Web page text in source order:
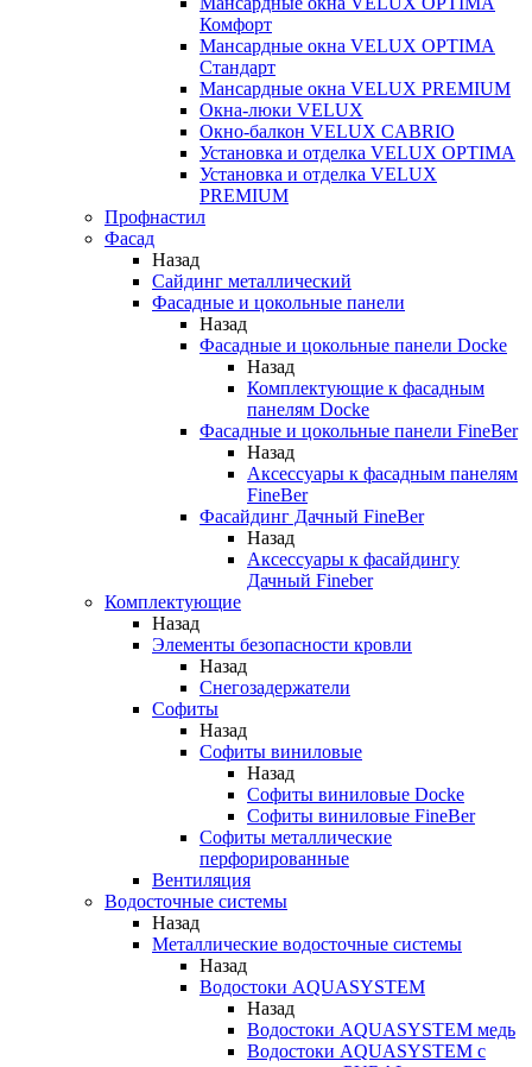
Комфорт
Мансардные окна VELUX OPTIMA
Стандарт
Мансардные окна VELUX PREMIUM
Окна-люки VELUX
Окно-балкон VELUX CABRIO
Установка и отделка VELUX OPTIMA
Установка и отделка VELUX
PREMIUM
Профнастил
Фасад
Назад
Сайдинг металлический
Фасадные и цокольные панели
Назад
Фасадные и цокольные панели Docke
Назад
Комплектующие к фасадным
панелям Docke
Фасадные и цокольные панели FineBer
Назад
Аксессуары к фасадным панелям
FineBer
Фасайдинг Дачный FineBer
Назад
Аксессуары к фасайдингу
Дачный Fineber
Комплектующие
Назад
Элементы безопасности кровли
Назад
Снегозадержатели
Софиты
Назад
Софиты виниловые
Назад
Софиты виниловые Docke
Софиты виниловые FineBer
Софиты металлические
перфорированные
Вентиляция
Водосточные системы
Назад
Металлические водосточные системы
Назад
Водостоки AQUASYSTEM
Назад
Водостоки AQUASYSTEM медь
Водостоки AQUASYSTEM с